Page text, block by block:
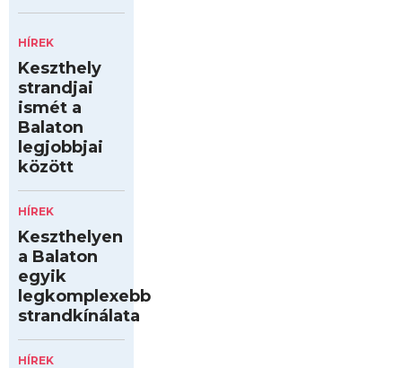
HÍREK
Keszthely
strandjai
ismét a
Balaton
legjobbjai
között
HÍREK
Keszthelyen
a Balaton
egyik
legkomplexebb
strandkínálata
HÍREK